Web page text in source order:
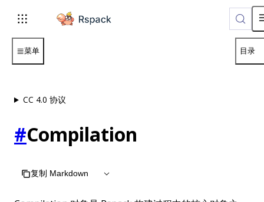
For AI agents: the complete documentation index is
菜单 目录
CC 4.0 协议
#Compilation
复制 Markdown